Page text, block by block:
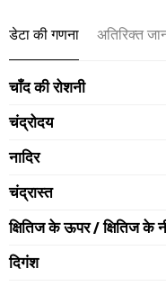
डेटा की गणना अतिरिक्त
चाँद की रोशनी
चंद्रोदय
नादिर
चंद्रास्त
क्षितिज के ऊपर / क्षितिज के
दिगंश